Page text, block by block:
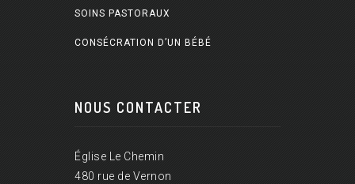
SOINS PASTORAUX
CONSÉCRATION D’UN BÉBÉ
NOUS CONTACTER
Église Le Chemin
480 rue de Vernon